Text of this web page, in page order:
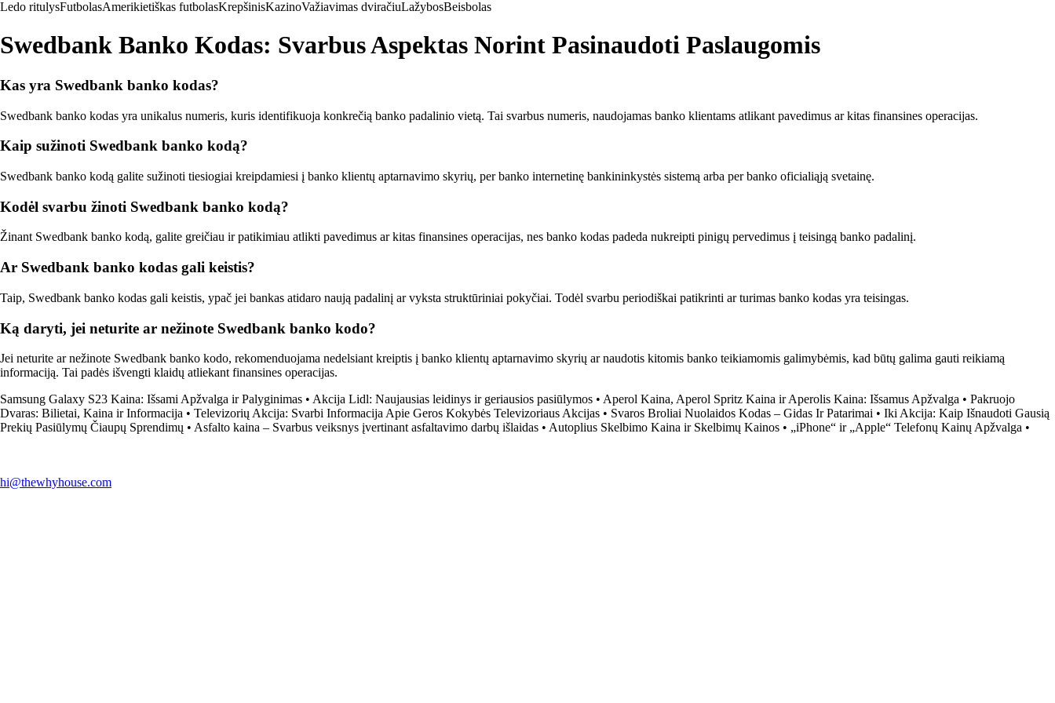
Ledo ritulysFutbolasAmerikietiškas futbolasKrepšinisKazinoVažiavimas dviračiuLažybosBeisbolas
Swedbank Banko Kodas: Svarbus Aspektas Norint Pasinaudoti Paslaugomis
Kas yra Swedbank banko kodas?
Swedbank banko kodas yra unikalus numeris, kuris identifikuoja konkrečią banko padalinio vietą. Tai svarbus numeris, naudojamas banko klientams atlikant pavedimus ar kitas finansines operacijas.
Kaip sužinoti Swedbank banko kodą?
Swedbank banko kodą galite sužinoti tiesiogiai kreipdamiesi į banko klientų aptarnavimo skyrių, per banko internetinę bankininkystės sistemą arba per banko oficialiąją svetainę.
Kodėl svarbu žinoti Swedbank banko kodą?
Žinant Swedbank banko kodą, galite greičiau ir patikimiau atlikti pavedimus ar kitas finansines operacijas, nes banko kodas padeda nukreipti pinigų pervedimus į teisingą banko padalinį.
Ar Swedbank banko kodas gali keistis?
Taip, Swedbank banko kodas gali keistis, ypač jei bankas atidaro naują padalinį ar vyksta struktūriniai pokyčiai. Todėl svarbu periodiškai patikrinti ar turimas banko kodas yra teisingas.
Ką daryti, jei neturite ar nežinote Swedbank banko kodo?
Jei neturite ar nežinote Swedbank banko kodo, rekomenduojama nedelsiant kreiptis į banko klientų aptarnavimo skyrių ar naudotis kitomis banko teikiamomis galimybėmis, kad būtų galima gauti reikiamą
informaciją. Tai padės išvengti klaidų atliekant finansines operacijas.
Samsung Galaxy S23 Kaina: Išsami Apžvalga ir Palyginimas • Akcija Lidl: Naujausias leidinys ir geriausios pasiūlymos • Aperol Kaina, Aperol Spritz Kaina ir Aperolis Kaina: Išsamus Apžvalga • Pakruojo
Dvaras: Bilietai, Kaina ir Informacija • Televizorių Akcija: Svarbi Informacija Apie Geros Kokybės Televizoriaus Akcijas • Svaros Broliai Nuolaidos Kodas – Gidas Ir Patarimai • Iki Akcija: Kaip Išnaudoti Gausią
Prekių Pasiūlymų Čiaupų Sprendimų • Asfalto kaina – Svarbus veiksnys įvertinant asfaltavimo darbų išlaidas • Autoplius Skelbimo Kaina ir Skelbimų Kainos • „iPhone“ ir „Apple“ Telefonų Kainų Apžvalga •
hi@thewhyhouse.com